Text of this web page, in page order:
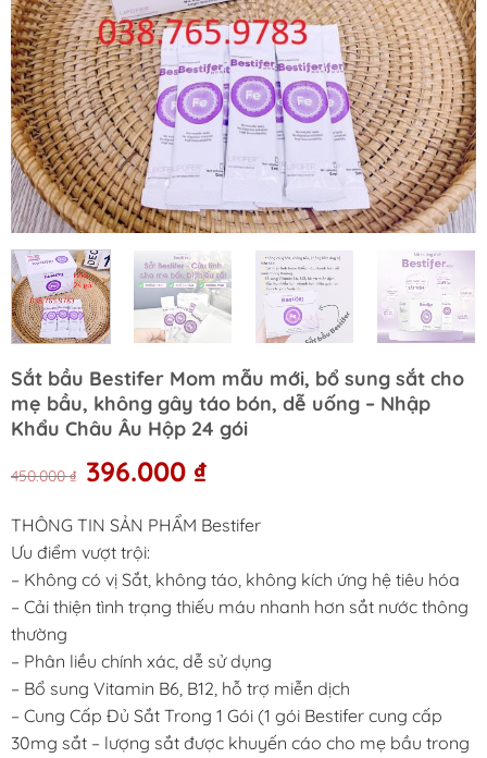
Sắt bầu Bestifer Mom mẫu mới, bổ sung sắt cho
mẹ bầu, không gây táo bón, dễ uống – Nhập
Khẩu Châu Âu Hộp 24 gói
450.000₫ Original
price
450.000 ₫.
396.000 ₫Current
396.000 ₫.
THÔNG TIN SẢN PHẨM Bestifer
Ưu điểm vượt trội:
– Không có vị Sắt, không táo, không kích ứng hệ tiêu hóa
– Cải thiện tình trạng thiếu máu nhanh hơn sắt nước thông
thường
– Phân liều chính xác, dễ sử dụng
– Bổ sung Vitamin B6, B12, hỗ trợ miễn dịch
– Cung Cấp Đủ Sắt Trong 1 Gói (1 gói Bestifer cung cấp
30mg sắt – lượng sắt được khuyến cáo cho mẹ bầu trong